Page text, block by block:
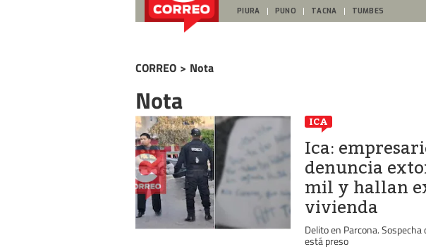
PIURA PUNO TACNA TUMBES
CORREO > Nota
Nota
ICA
Ica:
denuncia
mil y hallan
vivienda
Delito en Parcona.
está preso